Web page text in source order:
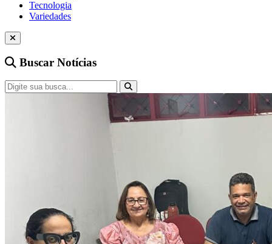
Tecnologia
Variedades
Buscar Notícias